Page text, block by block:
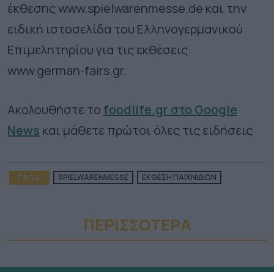
έκθεσης www.spielwarenmesse.de και την
ειδική ιστοσελίδα του Ελληνογερμανικού
Επιμελητηρίου για τις εκθέσεις:
www.german-fairs.gr.
Ακολουθήστε το foodlife.gr στο Google
News και μάθετε πρώτοι όλες τις ειδήσεις
TAGS: SPIELWARENMESSE ΕΚΘΕΣΗ ΠΑΙΧΝΙΔΙΩΝ
ΠΕΡΙΣΣΟΤΕΡA